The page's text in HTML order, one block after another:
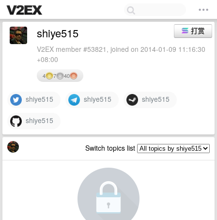
打赏
shiye515
V2EX member #53821, joined on 2014-01-09 11:16:30
+08:00
4 7 40
shiye515 shiye515 shiye515
shiye515
Switch topics list